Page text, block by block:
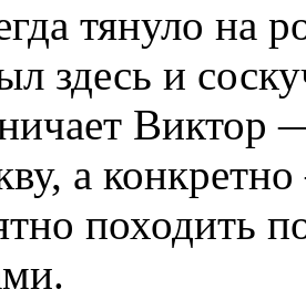
тянуло на
здесь и
а
походить